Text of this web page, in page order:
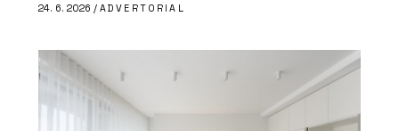
24. 6. 2026 / ADVERTORIAL